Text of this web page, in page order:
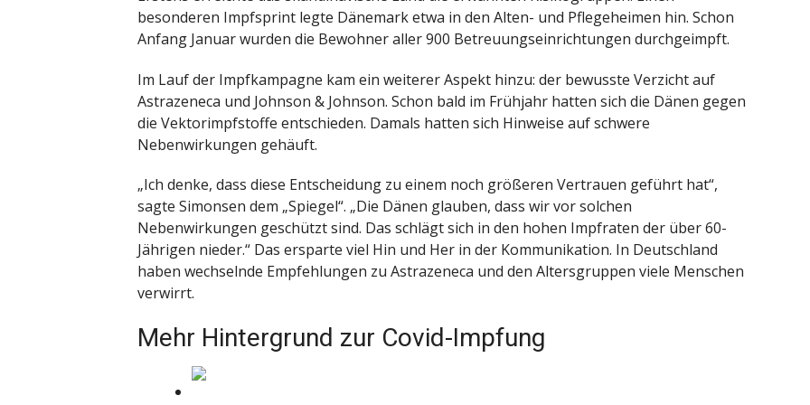
besonderen Impfsprint legte Dänemark etwa in den Alten- und Pflegeheimen hin. Schon
Anfang Januar wurden die Bewohner aller 900 Betreuungseinrichtungen durchgeimpft.
Im Lauf der Impfkampagne kam ein weiterer Aspekt hinzu: der bewusste Verzicht auf
Astrazeneca und Johnson & Johnson. Schon bald im Frühjahr hatten sich die Dänen gegen
die Vektorimpfstoffe entschieden. Damals hatten sich Hinweise auf schwere
Nebenwirkungen gehäuft.
„Ich denke, dass diese Entscheidung zu einem noch größeren Vertrauen geführt hat“,
sagte Simonsen dem „Spiegel“. „Die Dänen glauben, dass wir vor solchen
Nebenwirkungen geschützt sind. Das schlägt sich in den hohen Impfraten der über 60-
Jährigen nieder.“ Das ersparte viel Hin und Her in der Kommunikation. In Deutschland
haben wechselnde Empfehlungen zu Astrazeneca und den Altersgruppen viele Menschen
verwirrt.
Mehr Hintergrund zur Covid-Impfung